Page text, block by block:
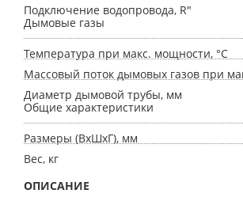
Подключение водопровода, R"
Дымовые газы
Температура при макс. мощности, °C
Массовый поток дымовых газов при
Диаметр дымовой трубы, мм
Общие характеристики
Размеры (ВxШxГ), мм
Вес, кг
ОПИСАНИЕ